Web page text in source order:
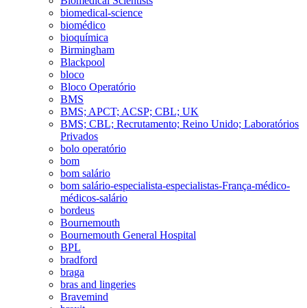
biomedical-science
biomédico
bioquímica
Birmingham
Blackpool
bloco
Bloco Operatório
BMS
BMS; APCT; ACSP; CBL; UK
BMS; CBL; Recrutamento; Reino Unido; Laboratórios
Privados
bolo operatório
bom
bom salário
bom salário-especialista-especialistas-França-médico-
médicos-salário
bordeus
Bournemouth
Bournemouth General Hospital
BPL
bradford
braga
bras and lingeries
Bravemind